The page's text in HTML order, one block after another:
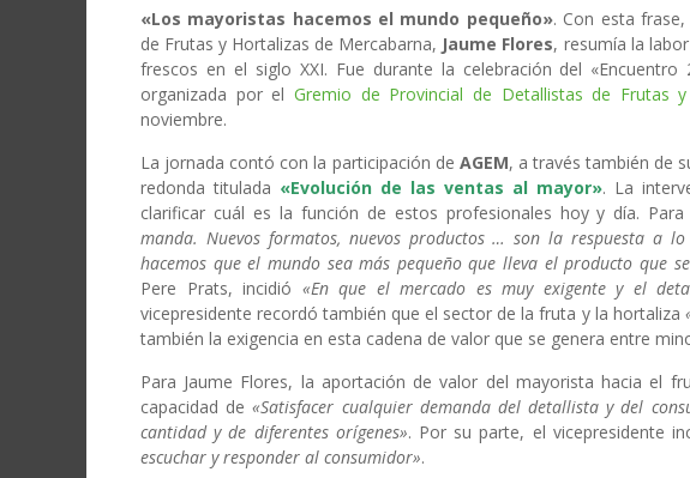
«Los mayoristas hacemos el mundo pequeño». Con esta
de Frutas y Hortalizas de Mercabarna, Jaume Flores, resumía la
frescos en el siglo XXI. Fue durante la celebración del
organizada por el Gremio de Provincial de Detallistas de Frutas
noviembre.
La jornada contó con la participación de AGEM, a través también de
redonda titulada «Evolución de las ventas al mayor». La
clarificar cuál es la función de estos profesionales hoy y día.
manda. Nuevos formatos, nuevos productos … son la respuesta a
hacemos que el mundo sea más pequeño que lleva el producto que
Pere Prats, incidió «En que el mercado es muy exigente y el
vicepresidente recordó también que el sector de la fruta y la hortaliza
también la exigencia en esta cadena de valor que se genera entre
Para Jaume Flores, la aportación de valor del mayorista hacia el
capacidad de«Satisfacer cualquier demanda del detallista y del
cantidad y de diferentes orígenes». Por su parte, el vicepresidente
escuchar y responder al consumidor».